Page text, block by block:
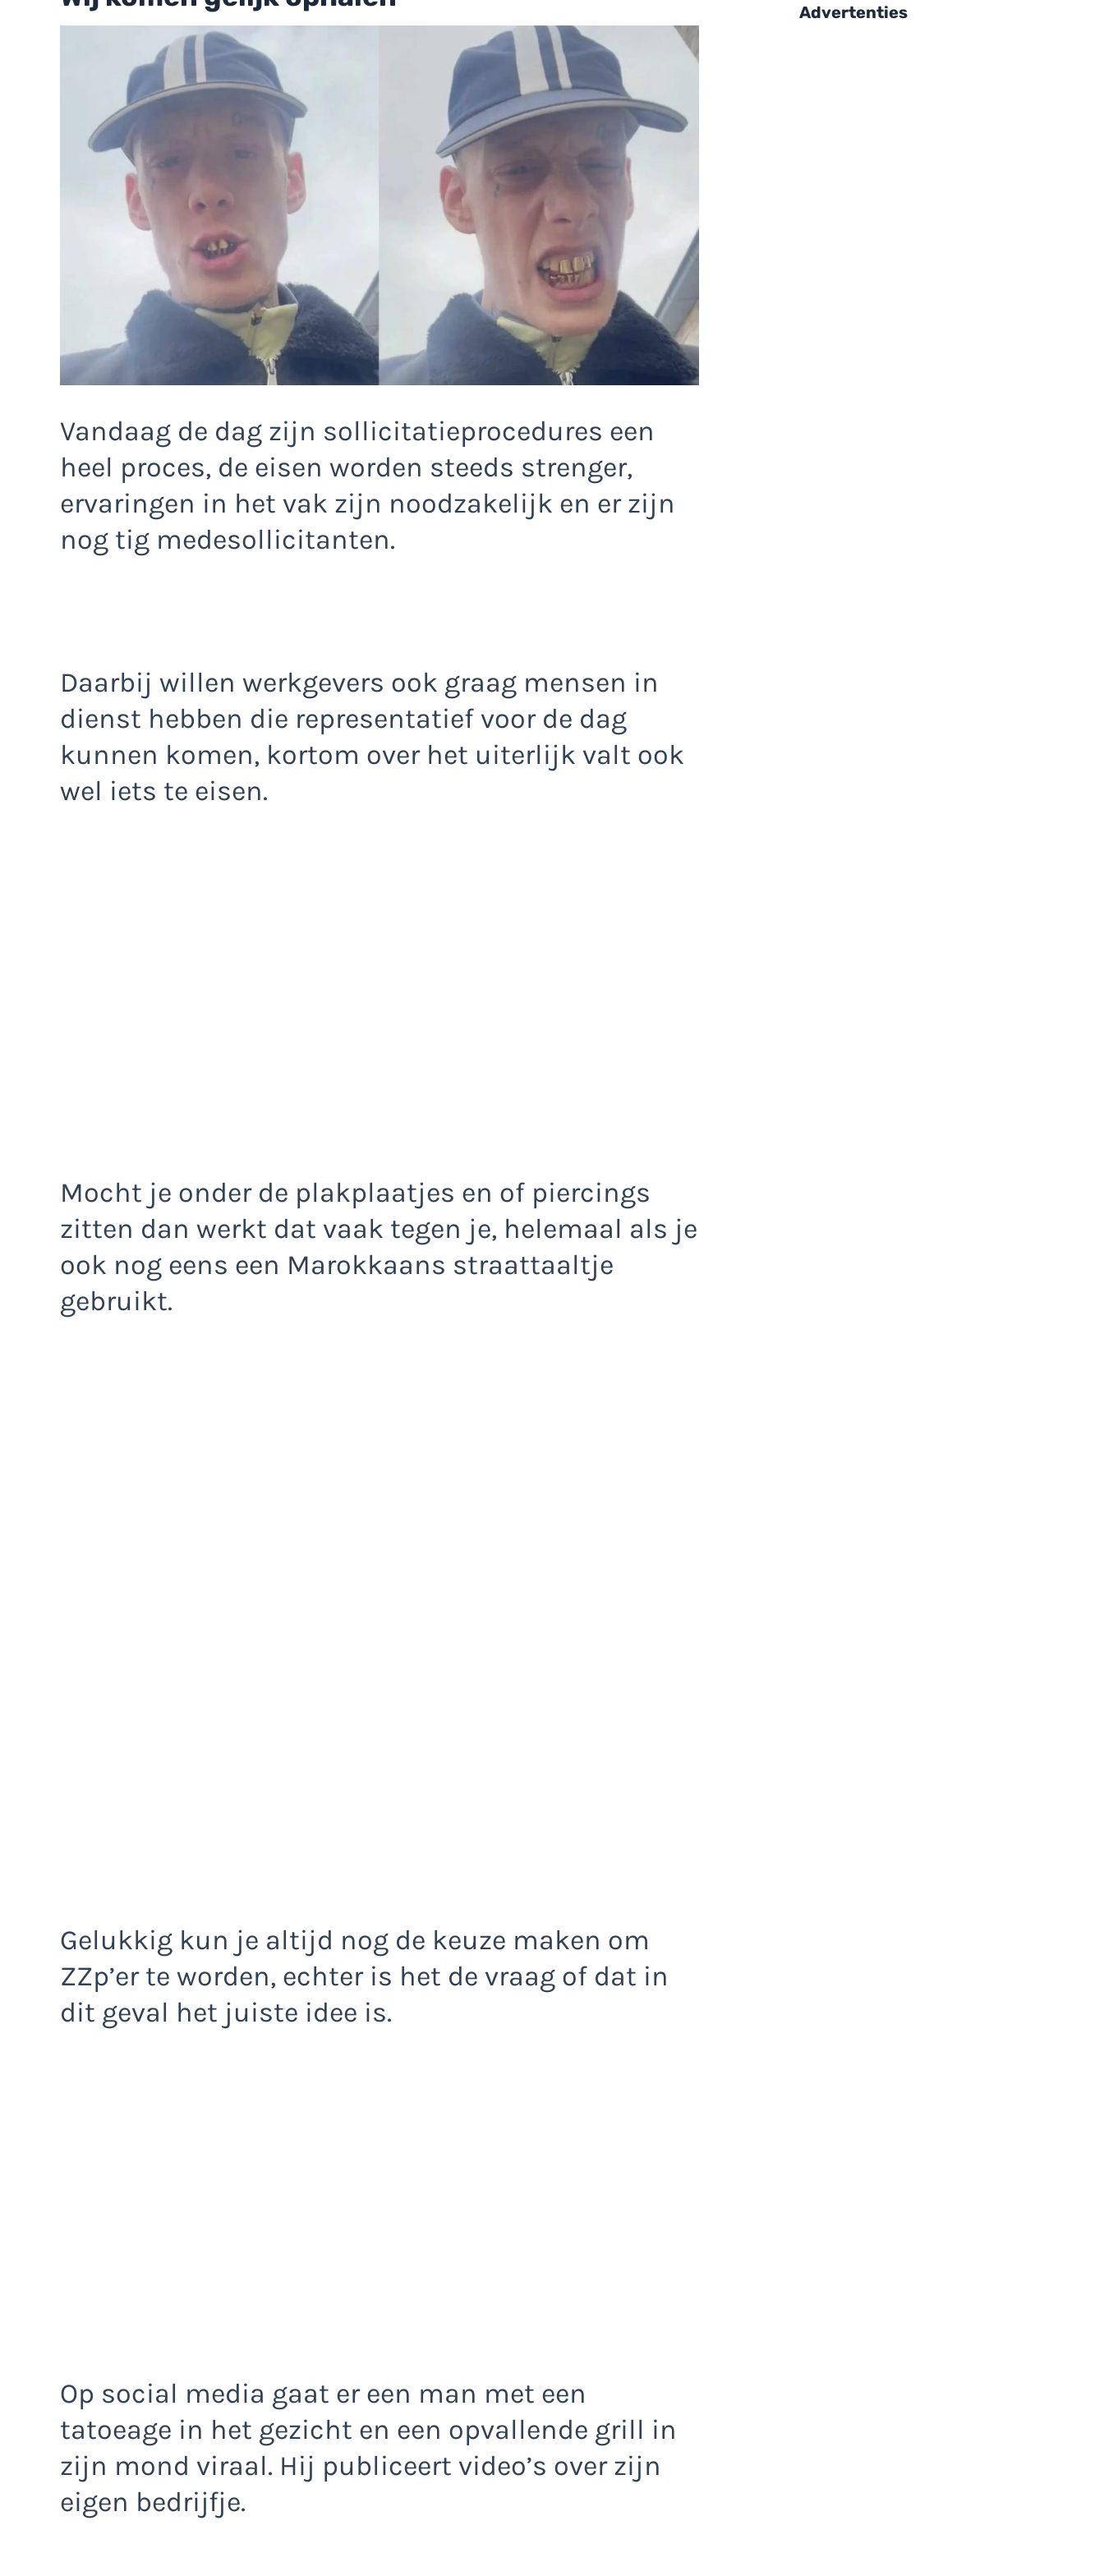
Vandaag de dag zijn sollicitatieprocedures een
heel proces, de eisen worden steeds strenger,
ervaringen in het vak zijn noodzakelijk en er zijn
nog tig medesollicitanten.
Daarbij willen werkgevers ook graag mensen in
dienst hebben die representatief voor de dag
kunnen komen, kortom over het uiterlijk valt ook
wel iets te eisen.
Mocht je onder de plakplaatjes en of piercings
zitten dan werkt dat vaak tegen je, helemaal als je
ook nog eens een Marokkaans straattaaltje
gebruikt.
Gelukkig kun je altijd nog de keuze maken om
ZZp’er te worden, echter is het de vraag of dat in
dit geval het juiste idee is.
Op social media gaat er een man met een
tatoeage in het gezicht en een opvallende grill in
zijn mond viraal. Hij publiceert video’s over zijn
eigen bedrijfje.
Advertenties